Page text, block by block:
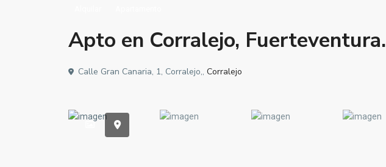
Apto en Corralejo, Fuerteventura.
Calle Gran Canaria, 1, Corralejo,, Corralejo